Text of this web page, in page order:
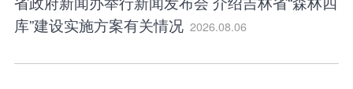
库”建设实施方案有关情况 2026.08.06